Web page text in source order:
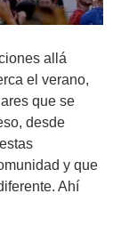
allá
el verano,
que se
desde
y que
Ahí